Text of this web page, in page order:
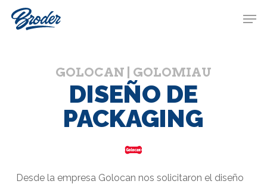
Skip
GOLOCAN GOLOMIAU
DISEÑO DE
PACKAGING
Desde la empresa Golocan nos solicitaron el diseño